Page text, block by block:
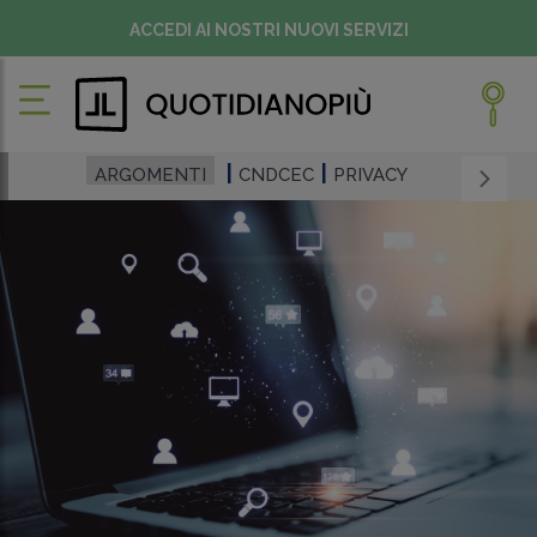
ACCEDI AI NOSTRI NUOVI SERVIZI
ARGOMENTI CNDCEC PRIVACY